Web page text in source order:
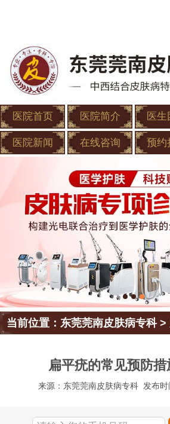
医院首页 医院简介 医生
医院新闻 在线咨询 预约
当前位置：东莞莞南皮肤病专科>
扁平疣的常见预防
来源：东莞莞南皮肤病专科 发布